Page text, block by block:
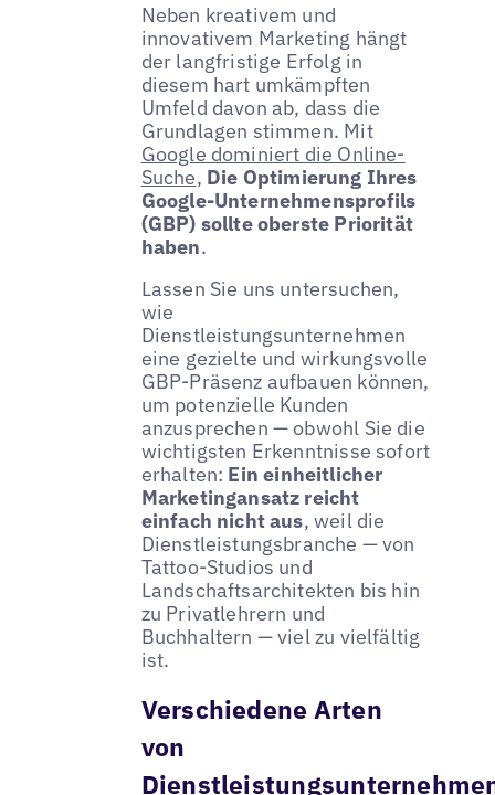
Neben kreativem und
innovativem Marketing hängt
der langfristige Erfolg in
diesem hart umkämpften
Umfeld davon ab, dass die
Grundlagen stimmen. Mit
Google dominiert die Online-
Suche, Die Optimierung Ihres
Google-Unternehmensprofils
(GBP) sollte oberste Priorität
haben.
Lassen Sie uns untersuchen,
wie
Dienstleistungsunternehmen
eine gezielte und wirkungsvolle
GBP-Präsenz aufbauen können,
um potenzielle Kunden
anzusprechen — obwohl Sie die
wichtigsten Erkenntnisse sofort
erhalten: Ein einheitlicher
Marketingansatz reicht
einfach nicht aus, weil die
Dienstleistungsbranche — von
Tattoo-Studios und
Landschaftsarchitekten bis hin
zu Privatlehrern und
Buchhaltern — viel zu vielfältig
ist.
Verschiedene Arten
von